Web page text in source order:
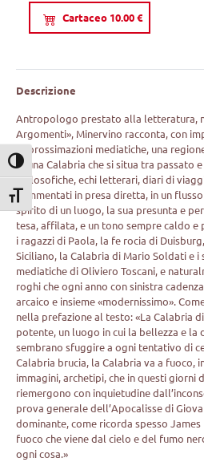
Attiva/disattiva alto contrasto
Attiva/disattiva dimensione testo
Cartaceo 10.00 €
Descrizione
Antropologo prestato alla letteratura,
Argomenti», Minervino racconta, con
approssimazioni mediatiche, una
di una Calabria che si situa tra passato
e filosofiche, echi letterari, diari di
commentati in presa diretta, in un
spirito di un luogo, la sua presunta e
tesa, affilata, e un tono sempre caldo e
i ragazzi di Paola, la fe rocia di
Siciliano, la Calabria di Mario Soldati e i
mediatiche di Oliviero Toscani, e
roghi che ogni anno con sinistra
arcaico e insieme «modernissimo».
nella prefazione al testo: «La Calabria
potente, un luogo in cui la bellezza e la
sembrano sfuggire a ogni tentativo di
Calabria brucia, la Calabria va a fuoco,
immagini, archetipi, che in questi giorni
riemergono con inquietudine
prova generale dell’Apocalisse di
dominante, come ricorda spesso
fuoco che viene dal cielo e del fumo
ogni cosa.»